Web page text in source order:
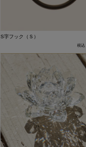
S字フック（Ｓ）